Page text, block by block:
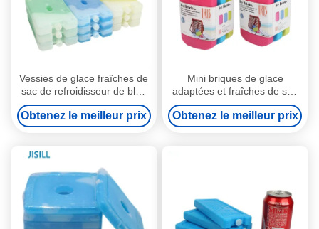
Vessies de glace fraîches de
sac de refroidisseur de bloc
de glace de réfrigérateurs
avec le gel de
refroidissement intérieur
Obtenez le meilleur prix
Mini briques de glace
adaptées et fraîches de sac
frais de déjeuner de briques
de glace pour le sac portatif
d'enfants
Obtenez le meilleur prix